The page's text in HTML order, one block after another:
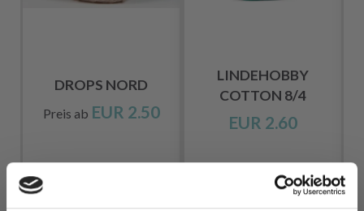
DROPS NORD
Preis ab EUR 2.50
Alle Optionen
LINDEHOBBY
COTTON 8/4
EUR 2.60
Alle Optionen